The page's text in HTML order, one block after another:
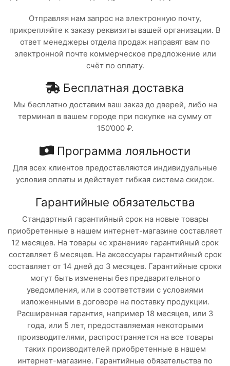
Отправляя нам запрос на электронную почту,
прикрепляйте к заказу реквизиты вашей организации. В
ответ менеджеры отдела продаж направят вам по
электронной почте коммерческое предложение или
счёт по оплату.
Бесплатная доставка
Мы бесплатно доставим ваш заказ до дверей, либо на
терминал в вашем городе при покупке на сумму от
150’000 ₽.
Программа лояльности
Для всех клиентов предоставляются индивидуальные
условия оплаты и действует гибкая система скидок.
Гарантийные обязательства
Стандартный гарантийный срок на новые товары
приобретенные в нашем интернет-магазине составляет
12 месяцев. На товары «с хранения» гарантийный срок
составляет 6 месяцев. На аксессуары гарантийный срок
составляет от 14 дней до 3 месяцев. Гарантийные сроки
могут быть изменены без предварительного
уведомления, или в соответствии с условиями
изложенными в договоре на поставку продукции.
Расширенная гарантия, например 18 месяцев, или 3
года, или 5 лет, предоставляемая некоторыми
производителями, распространяется на все товары
таких производителей приобретенные в нашем
интернет-магазине. Гарантийные обязательства по